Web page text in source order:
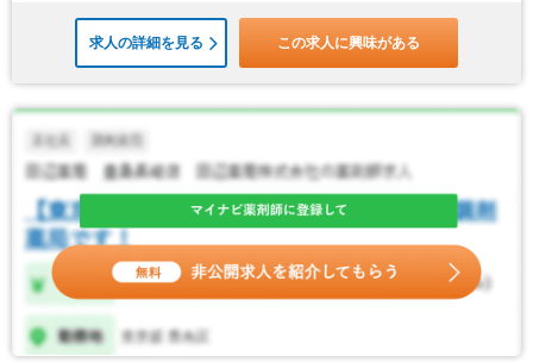
求人の詳細を見る この求人に興味がある